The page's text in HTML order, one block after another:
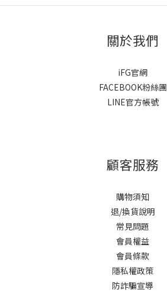
關於我們
iFG官網
FACEBOOK粉絲團
LINE官方帳號
顧客服務
購物須知
退/換貨說明
常見問題
會員權益
會員條款
隱私權政策
防詐騙宣導